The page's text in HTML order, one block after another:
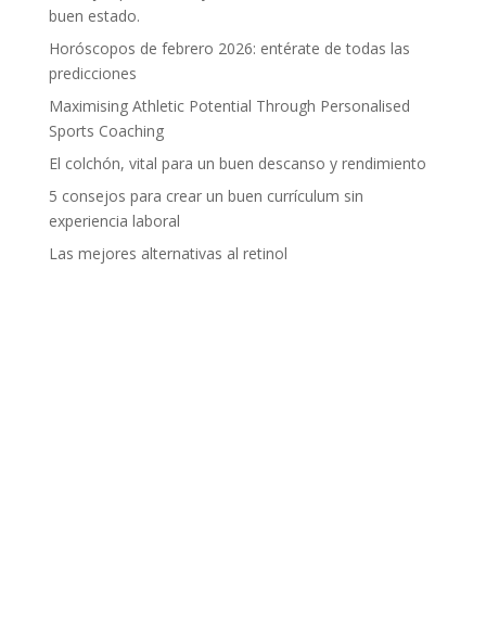
buen estado.
Horóscopos de febrero 2026: entérate de todas las
predicciones
Maximising Athletic Potential Through Personalised
Sports Coaching
El colchón, vital para un buen descanso y rendimiento
5 consejos para crear un buen currículum sin
experiencia laboral
Las mejores alternativas al retinol